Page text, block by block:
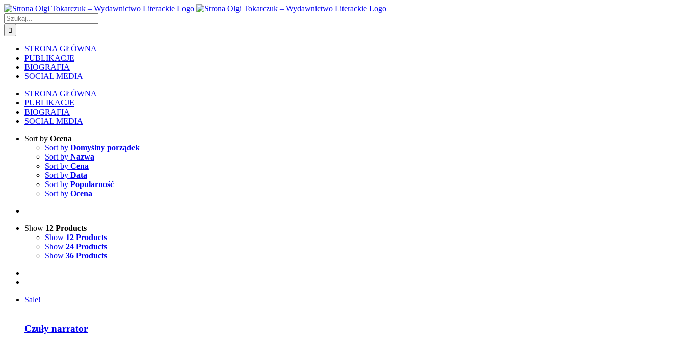
Skip
to
content
Szukaj
STRONA GŁÓWNA
PUBLIKACJE
BIOGRAFIA
SOCIAL MEDIA
STRONA GŁÓWNA
PUBLIKACJE
BIOGRAFIA
SOCIAL MEDIA
Sort by Ocena
Sort by Domyślny porządek
Sort by Nazwa
Sort by Cena
Sort by Data
Sort by Popularność
Sort by Ocena
Show 12 Products
Show 12 Products
Show 24 Products
Show 36 Products
Sale!
Czuły narrator